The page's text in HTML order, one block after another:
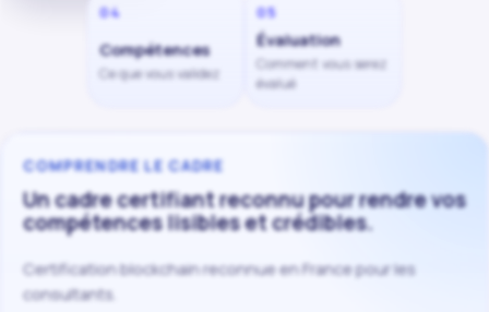
04
Compétences
Ce que vous validez
05
Évaluation
Comment vous serez
évalué
COMPRENDRE LE CADRE
Un cadre certifiant reconnu pour rendre vos
compétences lisibles et crédibles.
Certification blockchain reconnue en France pour les
consultants.